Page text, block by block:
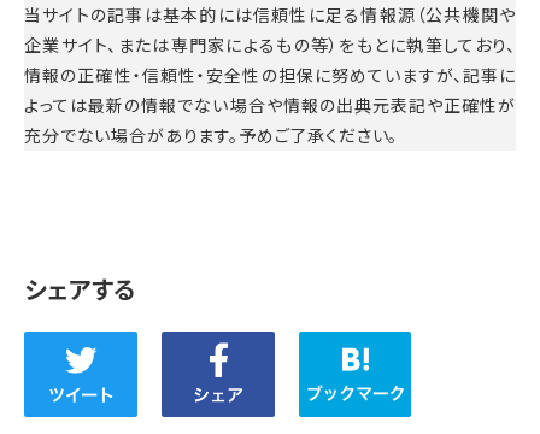
当サイトの記事は基本的には信頼性に足る情報源（公共機関や
企業サイト、または専門家によるもの等）をもとに執筆しており、
情報の正確性・信頼性・安全性の担保に努めていますが、記事に
よっては最新の情報でない場合や情報の出典元表記や正確性が
充分でない場合があります。予めご了承ください。
シェアする